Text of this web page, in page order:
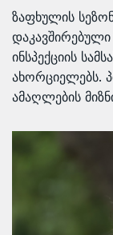
ზაფხულის
დაკავშირებული
ინსპექციის
ახორციელებს.
ამაღლების